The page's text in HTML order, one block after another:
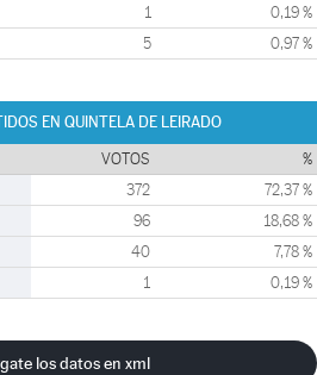
1 0,19 %
5 0,97 %
EN QUINTELA DE LEIRADO
VOTOS %
372 72,37 %
96 18,68 %
40 7,78 %
1 0,19 %
los datos en xml